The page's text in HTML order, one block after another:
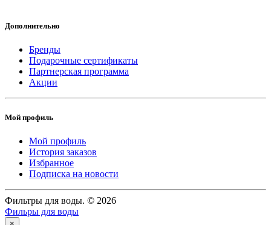
Дополнительно
Бренды
Подарочные сертификаты
Партнерская программа
Акции
Мой профиль
Мой профиль
История заказов
Избранное
Подписка на новости
Фильтры для воды. © 2026
Фильры для воды